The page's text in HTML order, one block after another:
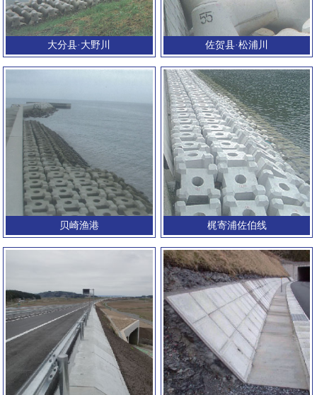
大分县·大野川 佐贺县·松浦川
贝崎渔港 梶寄浦佐伯线